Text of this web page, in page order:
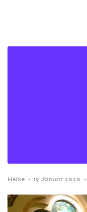
Heike - 19 Januar 2020 -